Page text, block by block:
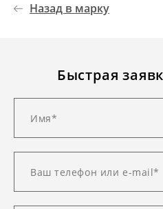
Назад в марку
Быстрая